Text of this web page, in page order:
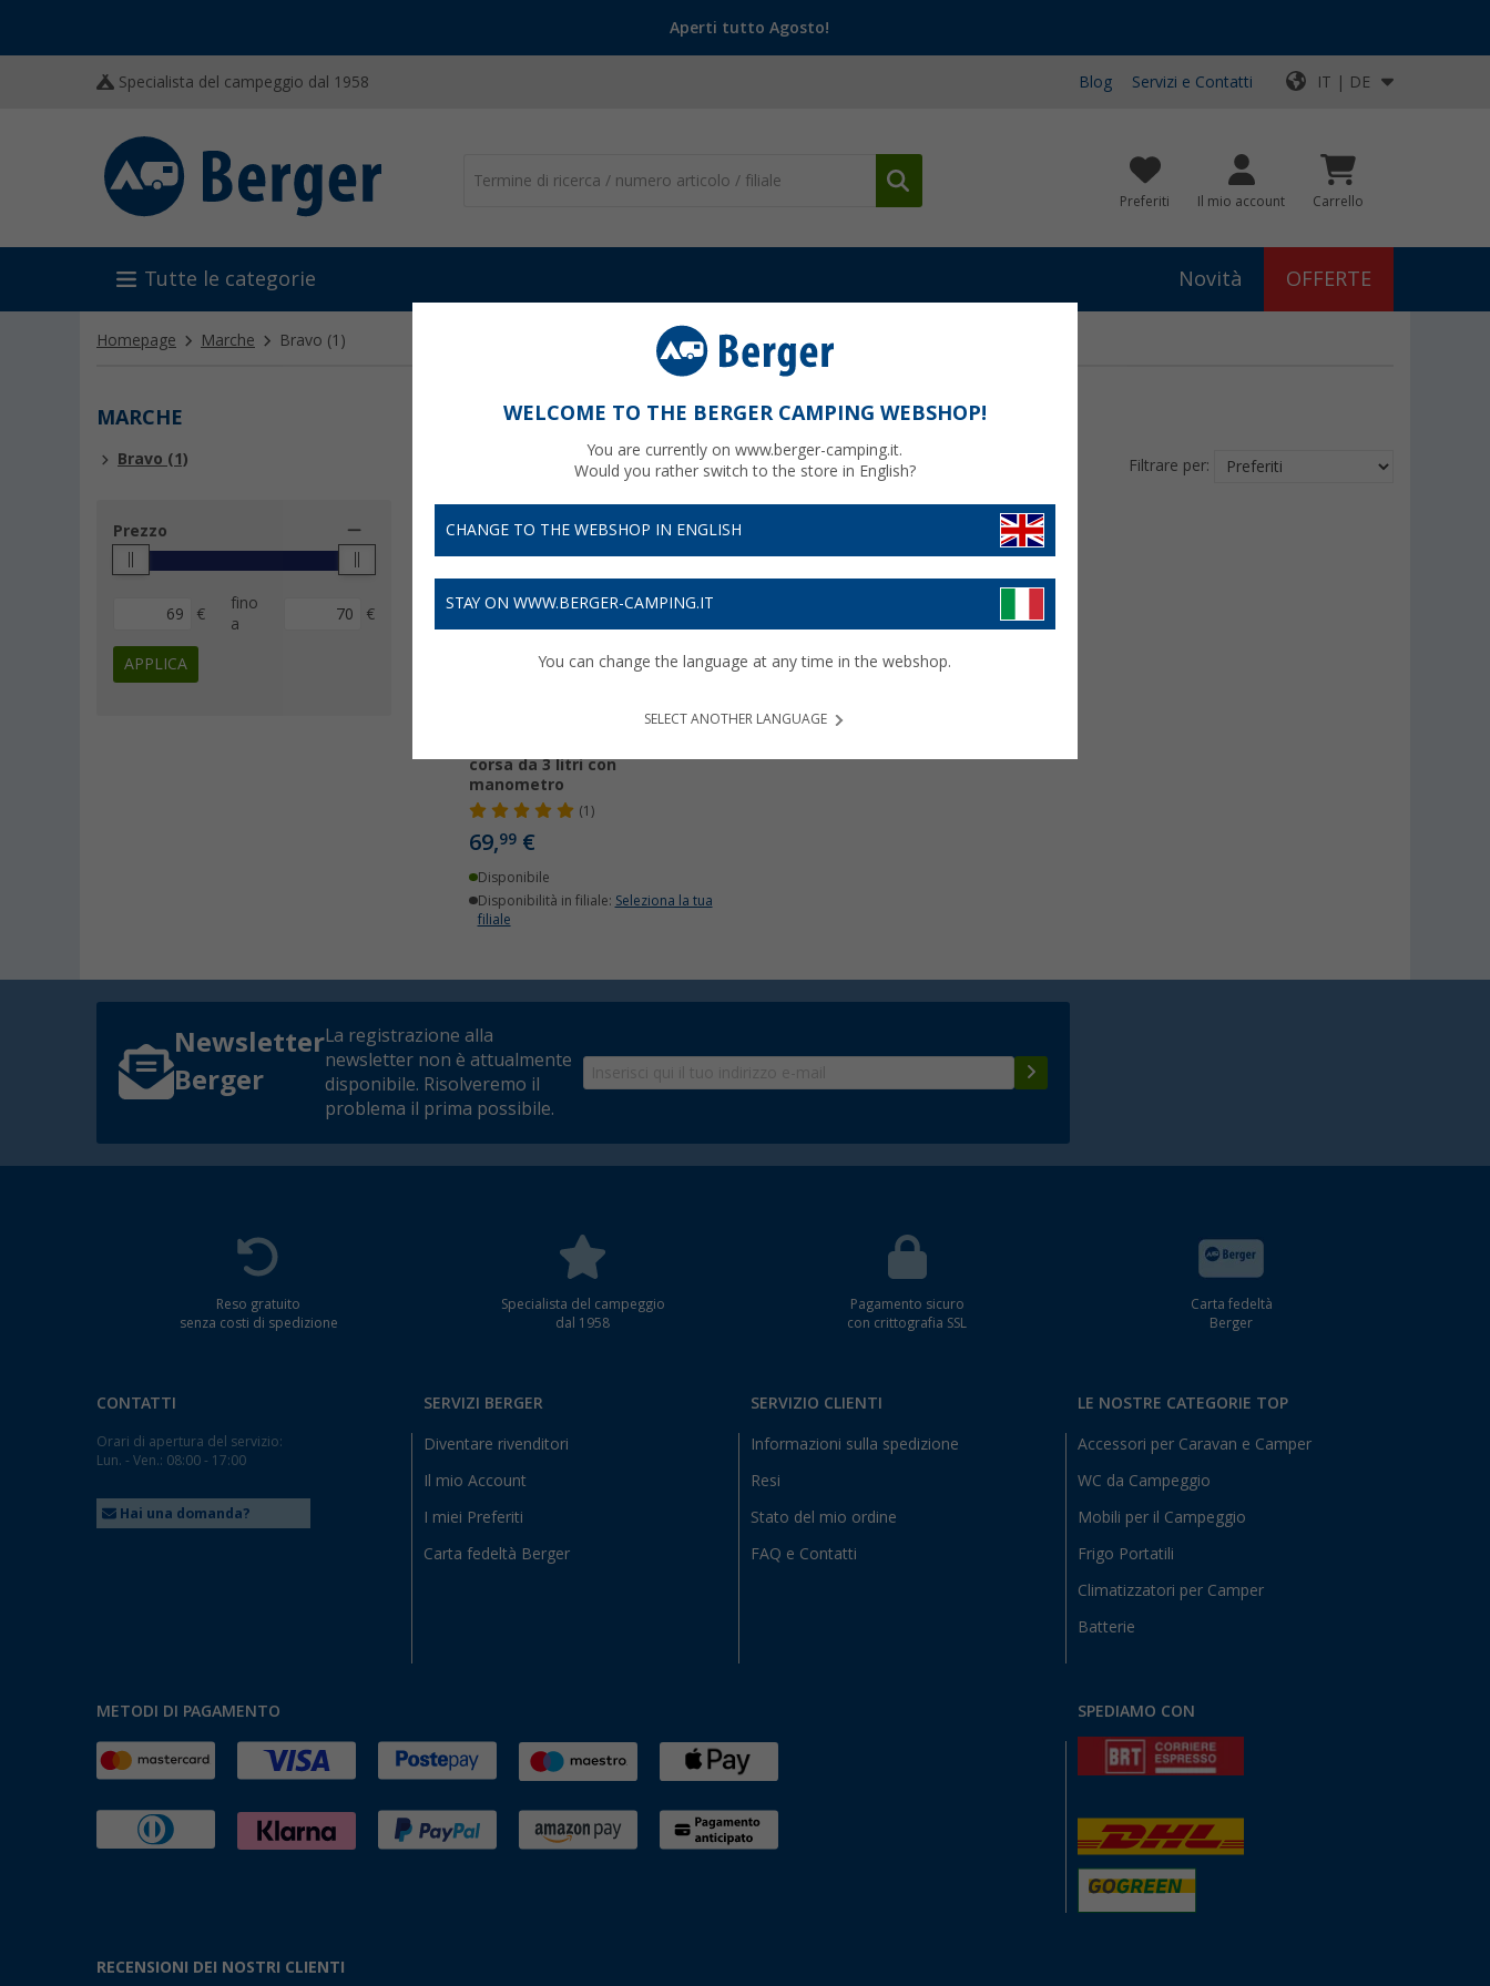
Aperti tutto Agosto!
Specialista del campeggio dal 1958 Blog Servizi e Contatti IT | DE
Preferiti Il mio account Carrello
Tutte le categorie Novità OFFERTE
Homepage Marche Bravo (1)
MARCHE
Bravo (1)
Prezzo
€
fino
a
€
APPLICA
BRAVO
Filtrare per:
corsa da 3 litri con
manometro
(1)
69,99 €
Disponibile
Disponibilità in filiale: Seleziona la tua
filiale
Newsletter
Berger
La registrazione alla
newsletter non è attualmente
disponibile. Risolveremo il
problema il prima possibile.
Reso gratuito
senza costi di spedizione
Specialista del campeggio
dal 1958
Pagamento sicuro
con crittografia SSL
Carta fedeltà
Berger
CONTATTI
Orari di apertura del servizio:
Lun. - Ven.: 08:00 - 17:00
Hai una domanda?
SERVIZI BERGER
Diventare rivenditori
Il mio Account
I miei Preferiti
Carta fedeltà Berger
SERVIZIO CLIENTI
Informazioni sulla spedizione
Resi
Stato del mio ordine
FAQ e Contatti
LE NOSTRE CATEGORIE TOP
Accessori per Caravan e Camper
WC da Campeggio
Mobili per il Campeggio
Frigo Portatili
Climatizzatori per Camper
Batterie
METODI DI PAGAMENTO SPEDIAMO CON
RECENSIONI DEI NOSTRI CLIENTI
WELCOME TO THE BERGER CAMPING WEBSHOP!
You are currently on www.berger-camping.it.
Would you rather switch to the store in English?
CHANGE TO THE WEBSHOP IN ENGLISH
STAY ON WWW.BERGER-CAMPING.IT
You can change the language at any time in the webshop.
SELECT ANOTHER LANGUAGE